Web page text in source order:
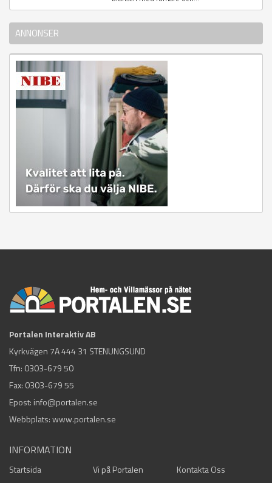
ANNONSER
Portalen Interaktiv AB
Kyrkvägen 7A 444 31 STENUNGSUND
Tfn: 0303-679 50
Fax: 0303-679 55
Epost: info@portalen.se
Webbplats: www.portalen.se
INFORMATION
Startsida Vi på Portalen
Kontakta Oss